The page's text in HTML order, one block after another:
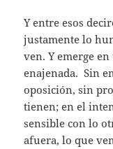
Y entre esos
justamente lo
ven. Y emerge
enajenada. Sin
oposición, sin
tienen; en el
sensible con lo
afuera, lo que